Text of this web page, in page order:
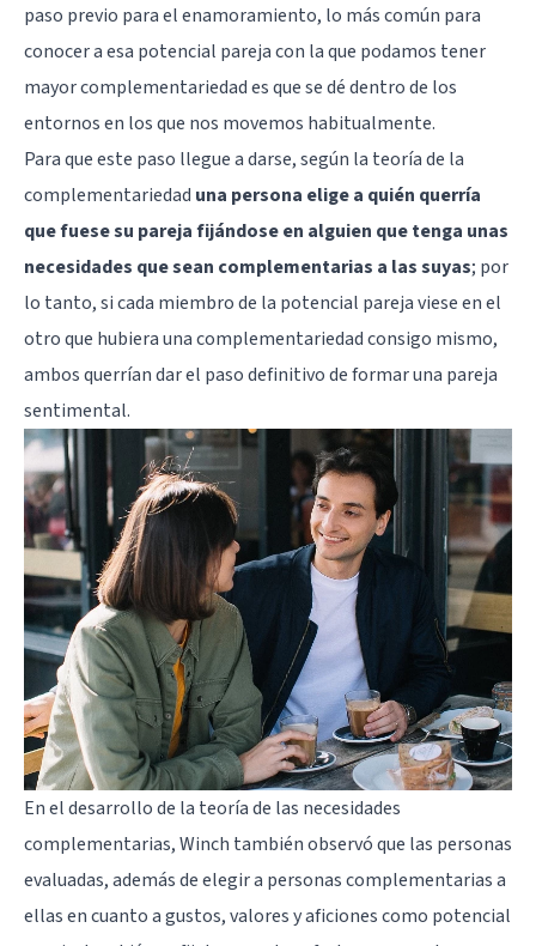
paso previo para el enamoramiento, lo más común para
conocer a esa potencial pareja con la que podamos tener
mayor complementariedad es que se dé dentro de los
entornos en los que nos movemos habitualmente.
Para que este paso llegue a darse, según la teoría de la
complementariedad una persona elige a quién querría
que fuese su pareja fijándose en alguien que tenga unas
necesidades que sean complementarias a las suyas; por
lo tanto, si cada miembro de la potencial pareja viese en el
otro que hubiera una complementariedad consigo mismo,
ambos querrían dar el paso definitivo de formar una pareja
sentimental.
En el desarrollo de la teoría de las necesidades
complementarias, Winch también observó que las personas
evaluadas, además de elegir a personas complementarias a
ellas en cuanto a gustos, valores y aficiones como potencial